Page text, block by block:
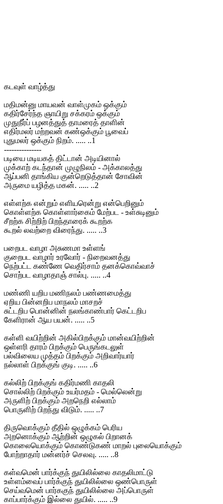
கடவுள் வாழ்த்து
மதிமன்னு மாயவன் வாள்முகம் ஒக்கும்
கதிர்சேர்ந்த ஞாயிறு சக்கரம் ஒக்கும்
முதுநீர்ப் பழனத்துத் தாமரைத் தாளின்
எதிர்மலர் மற்றவன் கண்ஒக்கும் பூவைப்
புதுமலர் ஒக்கும் நிறம். ..... ..1
---------------
படியை மடியகத் திட்டான் அடியினால்
முக்காற் கடந்தான் முழுநிலம் - அக்காலத்து
ஆப்பனி தாங்கிய குன்றெடுத்தான் சோவின்
அருமை யழித்த மகன். ..... ..2
எள்ளற்க என்றும் எளியரென்று என்பெறினும்
கொள்ளற்க கொள்ளார்கைம் மேற்பட - உள்சுடினும்
சீறற்க சிற்றிற் பிறந்தாரைக் கூறற்க
கூறல் லவற்றை விரைந்து. ..... ..3
பறைபட வாழா அசுணமா உள்ளங்
குறைபட வாழார் உரவோர் - நிறைவனத்து
நெற்பட்ட கண்ணே வெதிர்சாம் தனக்கொவ்வாச்
சொற்பட வாழாதாஞ் சால்பு. ..... ..4
மண்ணி யறிப மணிநலம் பண்ணமைத்து
ஏறிய பின்னறிப மாநலம் மாசறச்
சுட்டறிப பொன்னின் நலங்காண்பார் கெட்டறிப
கேளிரான் ஆய பயன். ..... ..5
கள்ளி வயிற்றின் அகில்பிறக்கும் மான்வயிற்றின்
ஒள்ளரி தாரம் பிறக்கும் பெருங்கடலுள்
பல்விலைய முத்தம் பிறக்கும் அறிவார்யார்
நல்லாள் பிறக்குங் குடி. ..... ..6
கல்லிற் பிறக்குங் கதிர்மணி காதலி
சொல்லிற் பிறக்கும் உயர்மதம் - மெல்லென்று
அருளிற் பிறக்கும் அறநெறி எல்லாம்
பொருளிற் பிறந்து விடும். ..... ..7
திருவொக்கும் தீதில் ஒழுக்கம் பெரிய
அறனொக்கும் ஆற்றின் ஒழுகல் பிறானக்
கொலையொக்கும் கொண்டுகண் மாறல் புலையொக்கும்
போற்றாதார் மன்னர்ச் செலவு. ..... ..8
கள்வமென் பார்க்குந் துயிலில்லை காதலிமாட்டு
உள்ளம்வைப் பார்க்குந் துயிலில்லை ஒண்பொருள்
செய்வமென் பார்ககுந் துயிலில்லை அப்பொருள்
காப்பார்க்கும் இல்லை துயில். ..... ..9